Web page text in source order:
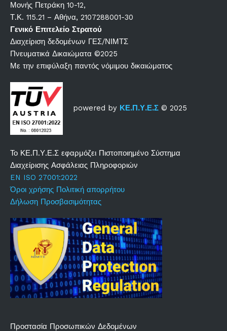
Μονής Πετράκη 10-12,
Τ.Κ. 115.21 – Αθήνα, 2107288001-30
Γενικό Επιτελείο Στρατού
Διαχείριση δεδομένων ΓΕΣ/ΝΙΜΤΣ
Πνευματικά Δικαιώματα ©2025
Με την επιφύλαξη παντός νόμιμου δικαιώματος
powered by ΚΕ.Π.Υ.Ε.Σ © 2025
Το ΚΕ.Π.Υ.Ε.Σ εφαρμόζει Πιστοποιημένο Σύστημα
Διαχείρισης Ασφάλειας Πληροφοριών
EN ISO 27001:2022
Όροι χρήσης Πολιτική απορρήτου
Δήλωση Προσβασιμότητας
Προστασία Προσωπικών Δεδομένων